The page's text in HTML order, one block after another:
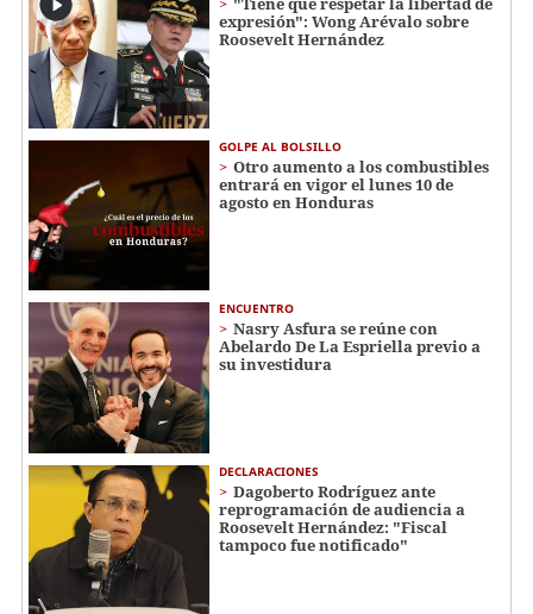
expresión": Wong Arévalo sobre
Roosevelt Hernández
GOLPE AL BOLSILLO
Otro aumento a los combustibles
entrará en vigor el lunes 10 de
agosto en Honduras
ENCUENTRO
Nasry Asfura se reúne con
Abelardo De La Espriella previo a
su investidura
DECLARACIONES
Dagoberto Rodríguez ante
reprogramación de audiencia a
Roosevelt Hernández: "Fiscal
tampoco fue notificado"